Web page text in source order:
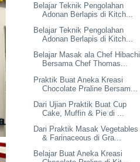
Belajar Teknik Pengolahan
Adonan Berlapis di Kitch...
Belajar Teknik Pengolahan
Adonan Berlapis di Kitch...
Belajar Masak ala Chef Hibachi
Bersama Chef Thomas...
Praktik Buat Aneka Kreasi
Chocolate Praline Bersam...
Dari Ujian Praktik Buat Cup
Cake, Muffin & Pie di ...
Dari Praktik Masak Vegetables
& Farinaceous di Gra...
Belajar Buat Aneka Kreasi